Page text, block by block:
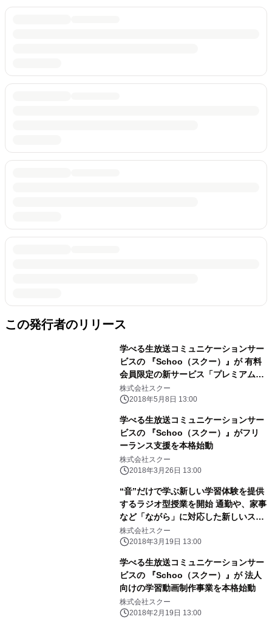
この発行者のリリース
学べる生放送コミュニケーションサー
ビスの 『Schoo（スクー）』が 有料
会員限定の新サービス「プレミアム生
放送」をスタート
株式会社スクー
2018年5月8日 13:00
学べる生放送コミュニケーションサー
ビスの 『Schoo（スクー）』がフリ
ーランス支援を本格始動
株式会社スクー
2018年3月26日 13:00
“音”だけで学ぶ新しい学習体験を提供
するラジオ型授業を開始 通勤や、家事
など「ながら」に対応した新しいスタ
イルに挑戦
株式会社スクー
2018年3月19日 13:00
学べる生放送コミュニケーションサー
ビスの 『Schoo（スクー）』が 法人
向けの学習動画制作事業を本格始動
株式会社スクー
2018年2月19日 13:00